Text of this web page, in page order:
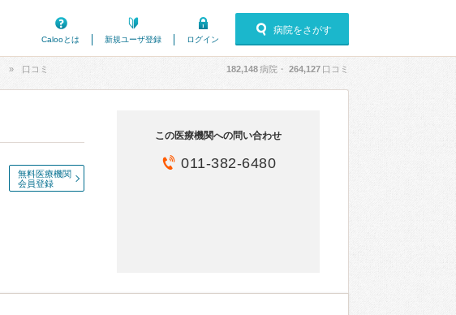
Calooとは
新規ユーザ登録 ログイン
病院をさがす
口コミ 182,148病院・ 264,127 口コミ
無料医療機関
会員登録
この医療機関への問い合わせ
011-382-6480